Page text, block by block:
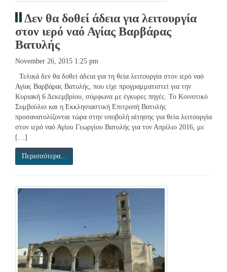
Δεν θα δοθεί άδεια για λειτουργία
στον ιερό ναό Αγίας Βαρβάρας
Βατυλής
November 26, 2015 1:25 pm
Τελικά δεν θα δοθεί άδεια για τη θεία λειτουργία στον ιερό ναό
Αγίας Βαρβάρας Βατυλής, που είχε προγραμματιστεί για την
Κυριακή 6 Δεκεμβρίου, σύμφωνα με έγκυρες πηγές. Το Κοινοτικό
Συμβούλιο και η Εκκλησιαστική Επιτροπή Βατυλής
προσανατολίζονται τώρα στην υποβολή αίτησης για θεία λειτουργία
στον ιερό ναό Αγίου Γεωργίου Βατυλής για τον Απρίλιο 2016, με
[…]
Περισσότερα...